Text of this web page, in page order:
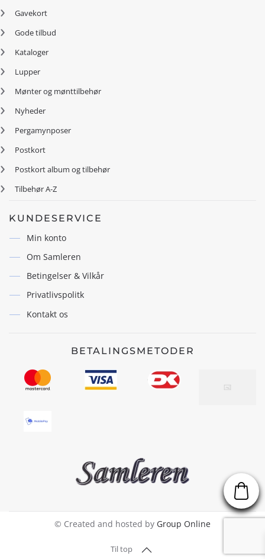
Gavekort
Gode tilbud
Kataloger
Lupper
Mønter og mønttilbehør
Nyheder
Pergamynposer
Postkort
Postkort album og tilbehør
Tilbehør A-Z
KUNDESERVICE
Min konto
Om Samleren
Betingelser & Vilkår
Privatlivspolitk
Kontakt os
BETALINGSMETODER
© Created and hosted by Group Online
Til top